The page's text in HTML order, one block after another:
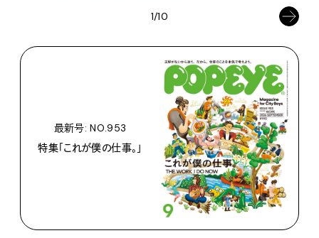
1/10
最新号: NO.953
特集「これが僕の仕事。」